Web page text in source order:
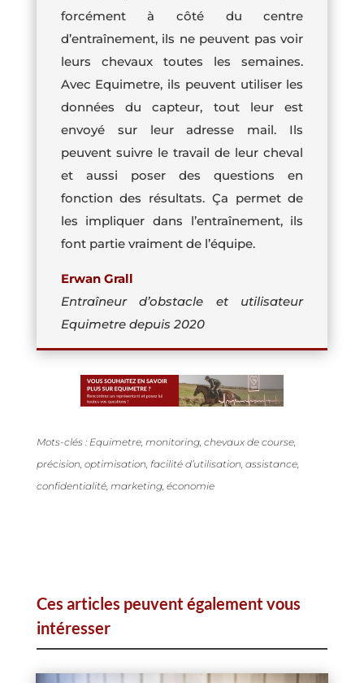
forcément à côté du centre
d’entraînement, ils ne peuvent pas voir
leurs chevaux toutes les semaines.
Avec Equimetre, ils peuvent utiliser les
données du capteur, tout leur est
envoyé sur leur adresse mail. Ils
peuvent suivre le travail de leur cheval
et aussi poser des questions en
fonction des résultats. Ça permet de
les impliquer dans l’entraînement, ils
font partie vraiment de l’équipe.
Erwan Grall
Entraîneur d’obstacle et utilisateur
Equimetre depuis 2020
Mots-clés : Equimetre, monitoring, chevaux de course,
précision, optimisation, facilité d’utilisation, assistance,
confidentialité, marketing, économie
Ces articles peuvent également vous
intéresser